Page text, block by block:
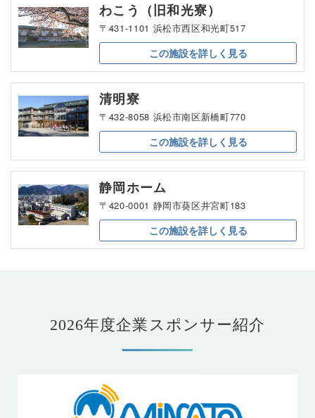
わこう（旧和光寮）
〒431-1101 浜松市西区和光町517
この施設を詳しく見る
清明寮
〒432-8058 浜松市南区新橋町770
この施設を詳しく見る
静岡ホーム
〒420-0001 静岡市葵区井宮町183
この施設を詳しく見る
2026年度企業スポンサー紹介